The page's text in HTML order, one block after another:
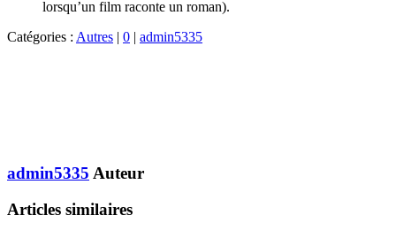
lorsqu’un film raconte un roman).
Catégories : Autres | 0 | admin5335
admin5335 Auteur
Articles similaires